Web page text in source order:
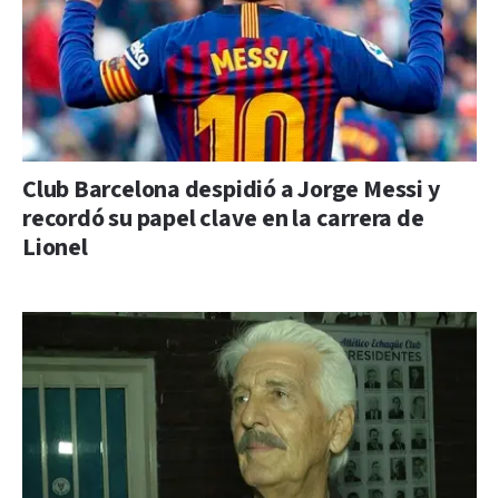
Club Barcelona despidió a Jorge Messi y
recordó su papel clave en la carrera de
Lionel